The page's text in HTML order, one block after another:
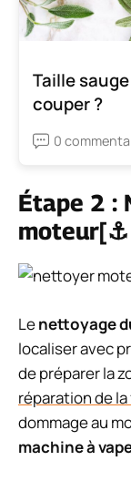
Taille
couper ?
0
Étape 2 :
Lenettoyage
localiser avec
de préparer la
réparation de
dommage au
machine à